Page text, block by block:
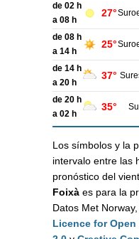
de 02 h
a 08 h
27°
de 08 h
a 14 h
25°
de 14 h
a 20 h
37°
de 20 h
a 02 h
35°
Los símbolos y la
intervalo entre las
pronóstico del
Foixà es para la
Datos Met
Licence for Open